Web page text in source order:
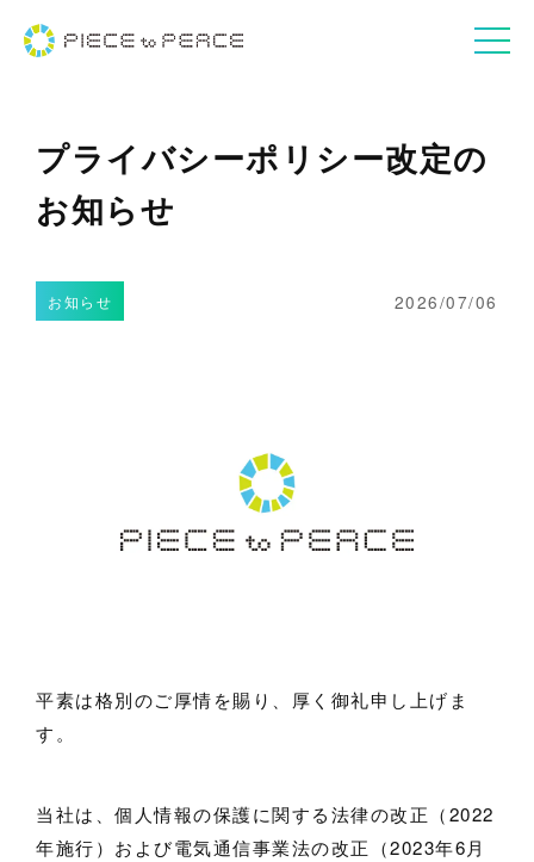
プライバシーポリシー改定の
お知らせ
お知らせ 2026/07/06
平素は格別のご厚情を賜り、厚く御礼申し上げま
す。
当社は、個人情報の保護に関する法律の改正（2022
年施行）および電気通信事業法の改正（2023年6月